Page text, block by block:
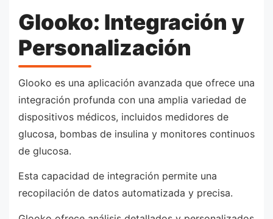
Glooko: Integración y
Personalización
Glooko es una aplicación avanzada que ofrece una
integración profunda con una amplia variedad de
dispositivos médicos, incluidos medidores de
glucosa, bombas de insulina y monitores continuos
de glucosa.
Esta capacidad de integración permite una
recopilación de datos automatizada y precisa.